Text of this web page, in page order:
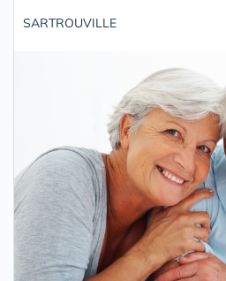
SARTROUVILLE